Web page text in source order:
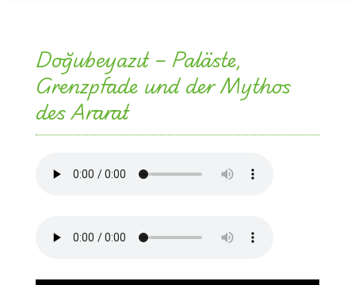
Doğubeyazıt – Paläste,
Grenzpfade und der Mythos
des Ararat